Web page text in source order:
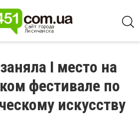
I место на
фестивале по
искусству